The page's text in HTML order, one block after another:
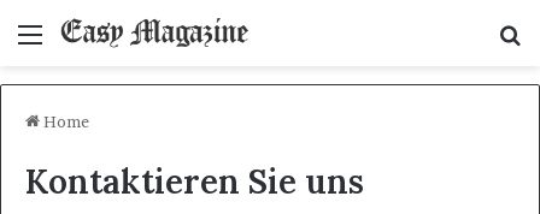
Menu
Home
Kontaktieren Sie uns